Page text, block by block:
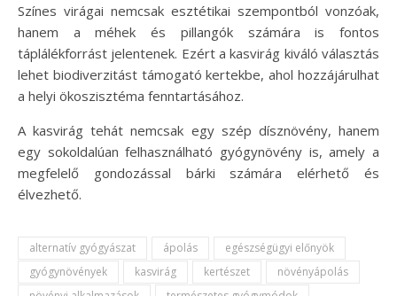
Színes virágai nemcsak esztétikai szempontból vonzóak,
hanem a méhek és pillangók számára is fontos
táplálékforrást jelentenek. Ezért a kasvirág kiváló választás
lehet biodiverzitást támogató kertekbe, ahol hozzájárulhat
a helyi ökoszisztéma fenntartásához.
A kasvirág tehát nemcsak egy szép dísznövény, hanem
egy sokoldalúan felhasználható gyógynövény is, amely a
megfelelő gondozással bárki számára elérhető és
élvezhető.
alternatív gyógyászat ápolás
egészségügyi előnyök
gyógynövények
kasvirág kertészet
növényápolás